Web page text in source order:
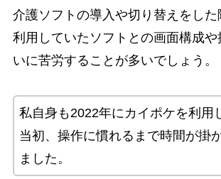
介護ソフトの導入や切り替えをし
利用していたソフトとの画面構成や
いに苦労することが多いでしょう。
私自身も2022年にカイポケを利用
当初、操作に慣れるまで時間が掛
ました。